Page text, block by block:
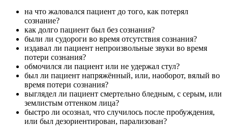
на что жаловался пациент до того, как потерял
сознание?
как долго пациент был без сознания?
были ли судороги во время отсутствия сознания?
издавал ли пациент непроизвольные звуки во время
потери сознания?
обмочился ли пациент или не удержал стул?
был ли пациент напряжённый, или, наоборот, вялый во
время потери сознания?
выглядел ли пациент смертельно бледным, с серым, или
землистым оттенком лица?
быстро ли осознал, что случилось после пробуждения,
или был дезориентирован, парализован?